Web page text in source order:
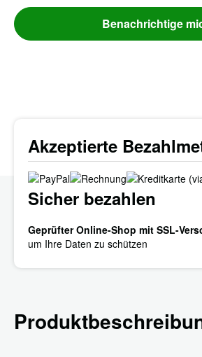
Benachrichtige
Akzeptierte
Sicher bezahlen
Geprüfter Online-Shop mit SSL-
um Ihre Daten zu schützen